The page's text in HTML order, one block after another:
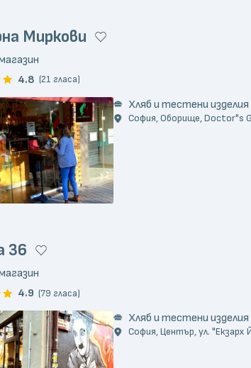
Миркови
4.8 (21 гласа)
Хляб и тестени изделия
София, Оборище, Doctor"s
36
4.9 (79 гласа)
Хляб и тестени изделия
София, Център, ул. "Екзарх